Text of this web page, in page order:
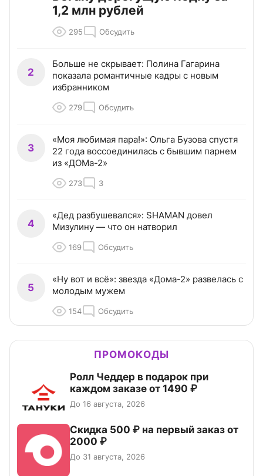
1,2 млн рублей
295 Обсудить
2
Больше не скрывает: Полина Гагарина
показала романтичные кадры с новым
избранником
279 Обсудить
3
«Моя любимая пара!»: Ольга Бузова спустя
22 года воссоединилась с бывшим парнем
из «ДОМа-2»
273 3
4
«Дед разбушевался»: SHAMAN довел
Мизулину — что он натворил
169 Обсудить
5
«Ну вот и всё»: звезда «Дома-2» развелась с
молодым мужем
154 Обсудить
ПРОМОКОДЫ
Ролл Чеддер в подарок при
каждом заказе от 1490 ₽
До 16 августа, 2026
Скидка 500 ₽ на первый заказ от
2000 ₽
До 31 августа, 2026